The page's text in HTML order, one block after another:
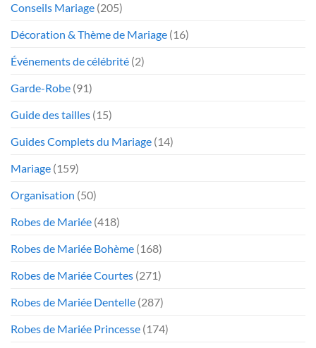
Conseils Mariage (205)
Décoration & Thème de Mariage (16)
Événements de célébrité (2)
Garde-Robe (91)
Guide des tailles (15)
Guides Complets du Mariage (14)
Mariage (159)
Organisation (50)
Robes de Mariée (418)
Robes de Mariée Bohème (168)
Robes de Mariée Courtes (271)
Robes de Mariée Dentelle (287)
Robes de Mariée Princesse (174)